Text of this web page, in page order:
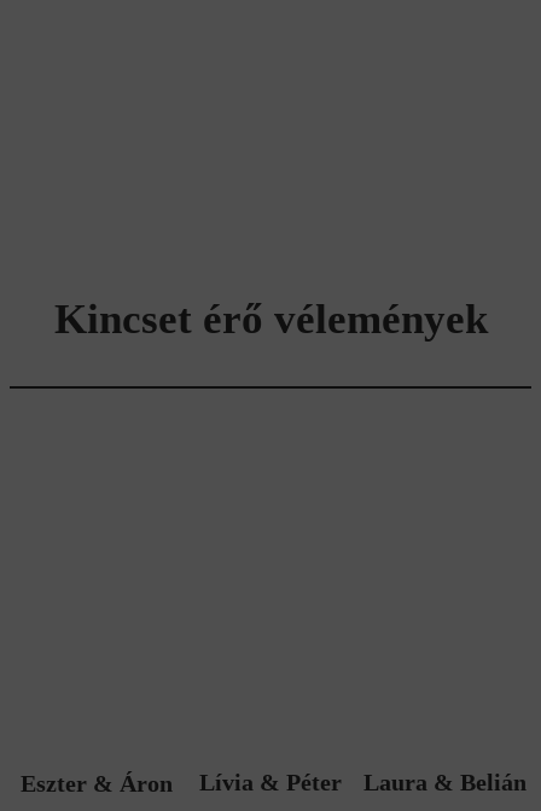
Kincset érő vélemények
Eszter & Áron Lívia & Péter Laura & Belián